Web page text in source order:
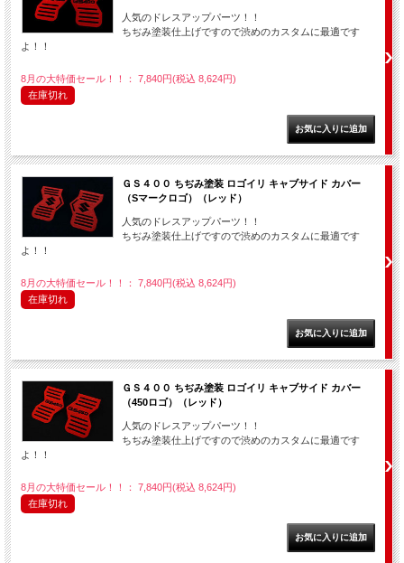
人気のドレスアップパーツ！！
ちぢみ塗装仕上げですので渋めのカスタムに最適です
よ！！
8月の大特価セール！！： 7,840円(税込 8,624円)
在庫切れ
ＧＳ４００ ちぢみ塗装 ロゴイリ キャブサイド カバー
（Sマークロゴ）（レッド）
人気のドレスアップパーツ！！
ちぢみ塗装仕上げですので渋めのカスタムに最適です
よ！！
8月の大特価セール！！： 7,840円(税込 8,624円)
在庫切れ
ＧＳ４００ ちぢみ塗装 ロゴイリ キャブサイド カバー
（450ロゴ）（レッド）
人気のドレスアップパーツ！！
ちぢみ塗装仕上げですので渋めのカスタムに最適です
よ！！
8月の大特価セール！！： 7,840円(税込 8,624円)
在庫切れ